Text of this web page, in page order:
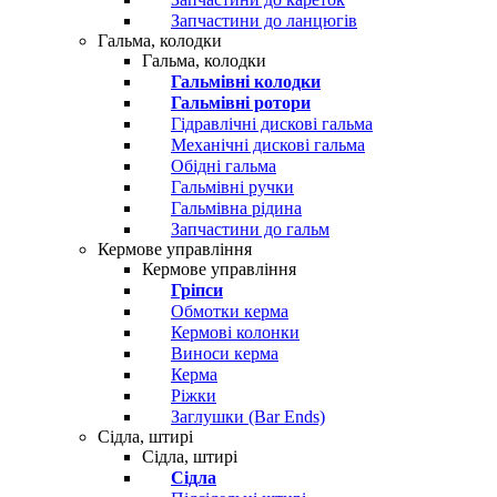
Запчастини до ланцюгів
Гальма, колодки
Гальма, колодки
Гальмівні колодки
Гальмівні ротори
Гідравлічні дискові гальма
Механічні дискові гальма
Обідні гальма
Гальмівні ручки
Гальмівна рідина
Запчастини до гальм
Кермове управління
Кермове управління
Гріпси
Обмотки керма
Кермові колонки
Виноси керма
Керма
Ріжки
Заглушки (Bar Ends)
Сідла, штирі
Сідла, штирі
Сідла